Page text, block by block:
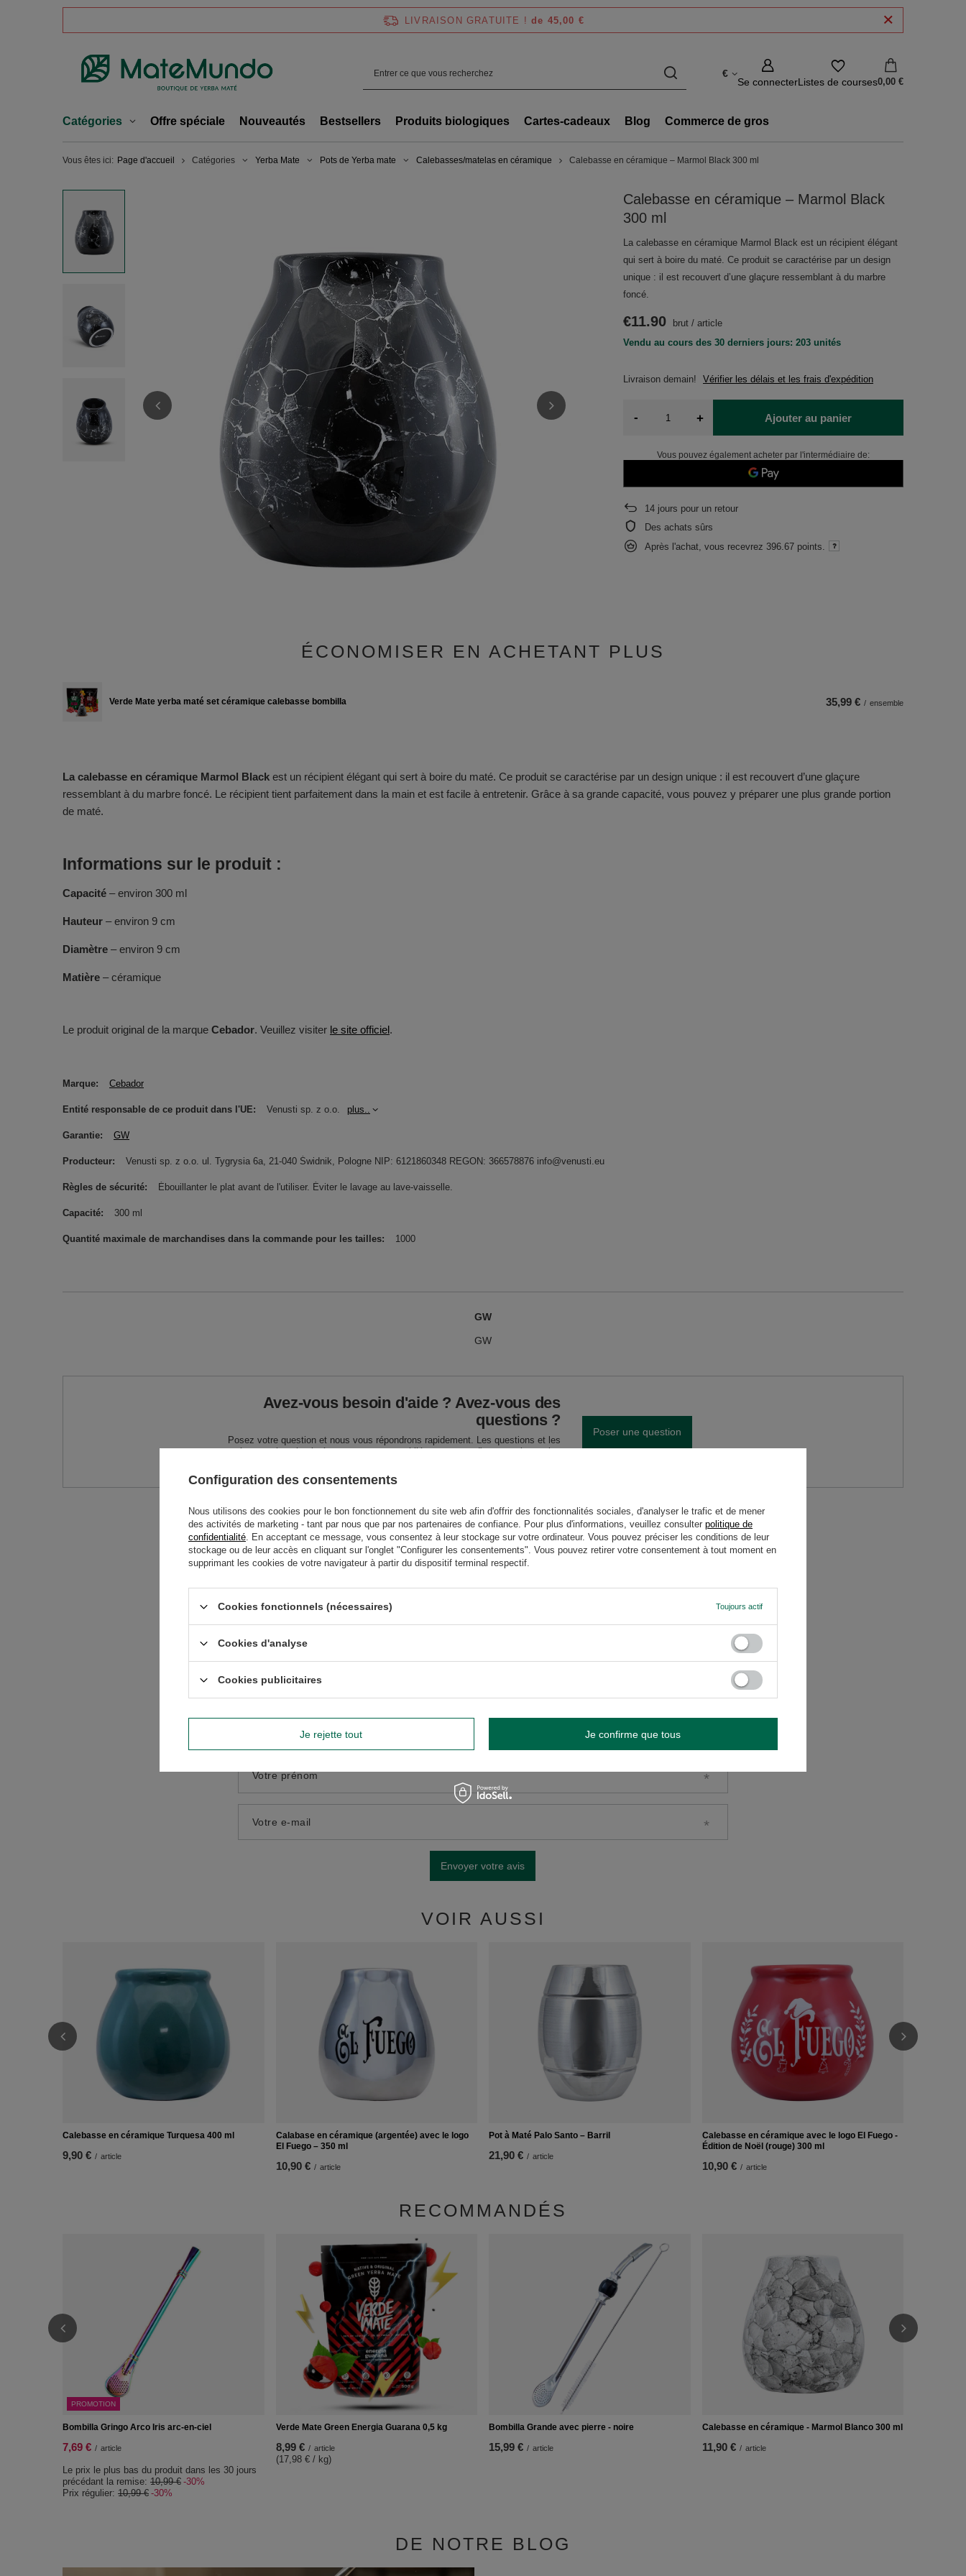
LIVRAISON GRATUITE ! de 45,00 €
€
Se connecterListes de courses0,00 €
Catégories Offre spéciale Nouveautés Bestsellers Produits biologiques Cartes-cadeaux Blog Commerce de gros
Vous êtes ici: Page d'accueil Catégories Yerba Mate Pots de Yerba mate Calebasses/matelas en céramique Calebasse en céramique – Marmol Black 300 ml
Calebasse en céramique – Marmol Black
300 ml
La calebasse en céramique Marmol Black est un récipient élégant
qui sert à boire du maté. Ce produit se caractérise par un design
unique : il est recouvert d’une glaçure ressemblant à du marbre
foncé.
Livraisondemain! Vérifier les délais et les frais d'expédition
€11.90 brut /article
Vendu au cours des 30 derniers jours: 203 unités
- + Ajouter au panier
Vous pouvez également acheter par l'intermédiaire de:
14 jours pour un retour
Des achats sûrs
Après l'achat, vous recevrez 396.67 points.
ÉCONOMISER EN ACHETANT PLUS
Verde Mate yerba maté set céramique calebasse bombilla 35,99 € / ensemble
La calebasse en céramique Marmol Black est un récipient élégant qui sert à boire du maté. Ce produit se caractérise par un design unique : il est recouvert d’une glaçure
ressemblant à du marbre foncé. Le récipient tient parfaitement dans la main et est facile à entretenir. Grâce à sa grande capacité, vous pouvez y préparer une plus grande portion
de maté.
Informations sur le produit :
Capacité – environ 300 ml
Hauteur – environ 9 cm
Diamètre – environ 9 cm
Matière – céramique
Le produit original de la marque Cebador. Veuillez visiter le site officiel.
Marque Cebador
Entité responsable de ce produit dans l'UE Venusti sp. z o.o. plus..
Garantie GW
Producteur Venusti sp. z o.o. ul. Tygrysia 6a, 21-040 Świdnik, Pologne NIP: 6121860348 REGON: 366578876 info@venusti.eu
Règles de sécurité Ébouillanter le plat avant de l'utiliser. Éviter le lavage au lave-vaisselle.
Capacité 300 ml
Quantité maximale de marchandises dans la commande pour les tailles 1000
GW
GW
Avez-vous besoin d'aide ? Avez-vous des
questions ?
Posez votre question et nous vous répondrons rapidement. Les questions et les
réponses les plus intéressantes seront publiées pour que d'autres puissent les
Poser une question
ÉCRIRE VOTRE AVIS
Votre avis:
5/5
Votre prénom
Votre e-mail
Envoyer votre avis
VOIR AUSSI
Calebasse en céramique Turquesa 400 ml
9,90 € / article
Calabase en céramique (argentée) avec le logo
El Fuego – 350 ml
10,90 € / article
Pot à Maté Palo Santo – Barril
21,90 € / article
Calebasse en céramique avec le logo El Fuego -
Édition de Noël (rouge) 300 ml
10,90 € / article
RECOMMANDÉS
PROMOTION
Bombilla Gringo Arco Iris arc-en-ciel
7,69 € / article
Le prix le plus bas du produit dans les 30 jours
précédant la remise: 10,99 € -30%
Prix régulier: 10,99 € -30%
Verde Mate Green Energia Guarana 0,5 kg
8,99 € / article
(17,98 € / kg)
Bombilla Grande avec pierre - noire
15,99 € / article
Calebasse en céramique - Marmol Blanco 300 ml
11,90 € / article
DE NOTRE BLOG
Configuration des consentements
Nous utilisons des cookies pour le bon fonctionnement du site web afin d'offrir des fonctionnalités sociales, d'analyser le trafic et de mener
des activités de marketing - tant par nous que par nos partenaires de confiance. Pour plus d'informations, veuillez consulter politique de
confidentialité. En acceptant ce message, vous consentez à leur stockage sur votre ordinateur. Vous pouvez préciser les conditions de leur
stockage ou de leur accès en cliquant sur l'onglet "Configurer les consentements". Vous pouvez retirer votre consentement à tout moment en
supprimant les cookies de votre navigateur à partir du dispositif terminal respectif.
Cookies fonctionnels (nécessaires) Toujours actif
Cookies d'analyse
Cookies publicitaires
Je rejette tout Je confirme que tous